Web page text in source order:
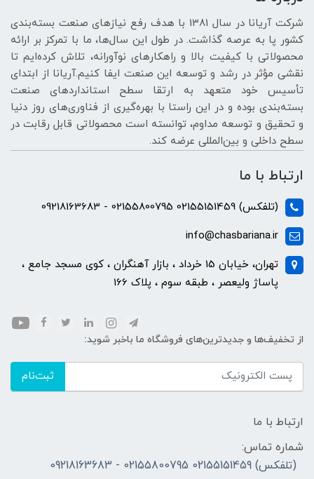
شرکت آریانا در سال 1381 با هدف رفع نیازهای صنعت بسته‌بندی
کشور پا به عرصه گذاشت. در طول این سال‌ها، ما با تمرکز بر ارائه
محصولاتی با کیفیت بالا و راهکارهای نوآورانه، تلاش کرده‌ایم تا
نقشی مؤثر در رشد و توسعه این صنعت ایفا کنیم.آریانا از ابتدای
تأسیس خود متعهد به ارتقا سطح استانداردهای صنعت
بسته‌بندی بوده و در این راستا با بهره‌گیری از فناوری‌های روز دنیا
و تحقیق و توسعه مداوم، توانسته است محصولاتی قابل رقابت در
سطح داخلی و بین‌المللی عرضه کند.
ارتباط با ما
(تلفکس) 02155151459 02155800795 - 09218163683
info@chasbariana.ir
تهران، خیابان 15 خرداد ، بازار آهنگران ، کوی مسجد جامع ،
پاساژ ولیعصر ، طبقه سوم ، پلاک 166
از تخفیف‌ها و جدیدترین‌های فروشگاه ما باخبر شوید:
ثبت‌نام
ارتباط با ما
شماره تماس:
(تلفکس) 02155151459 02155800795 - 09218163683